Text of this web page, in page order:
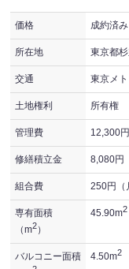
価格 成約済み
所在地 東京都
交通 東京メ
土地権利 所有権
管理費 12,300
修繕積立金 8,080円
組合費 250円（
専有面積
（m2）
45.90m2
バルコニー面積
4.50m2